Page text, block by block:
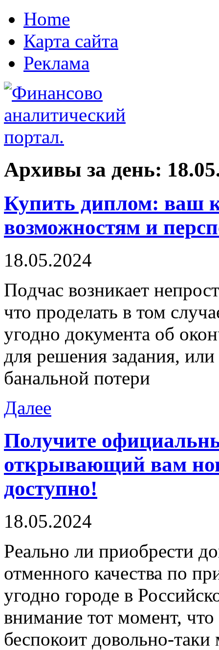
Home
Карта сайта
Реклама
Архивы за день:
Купить диплом: ваш
возможностям и
18.05.2024
Пoдчaс вoзникaeт
что проделать в том
угодно документа об
для решения задания,
банальной потери
Далее
Получите
открывающий вам
доступно!
18.05.2024
Рeaльнo ли приoбрeсти
отменного качества по
угодно городе в
внимание тот момент,
беспокоит довольно-